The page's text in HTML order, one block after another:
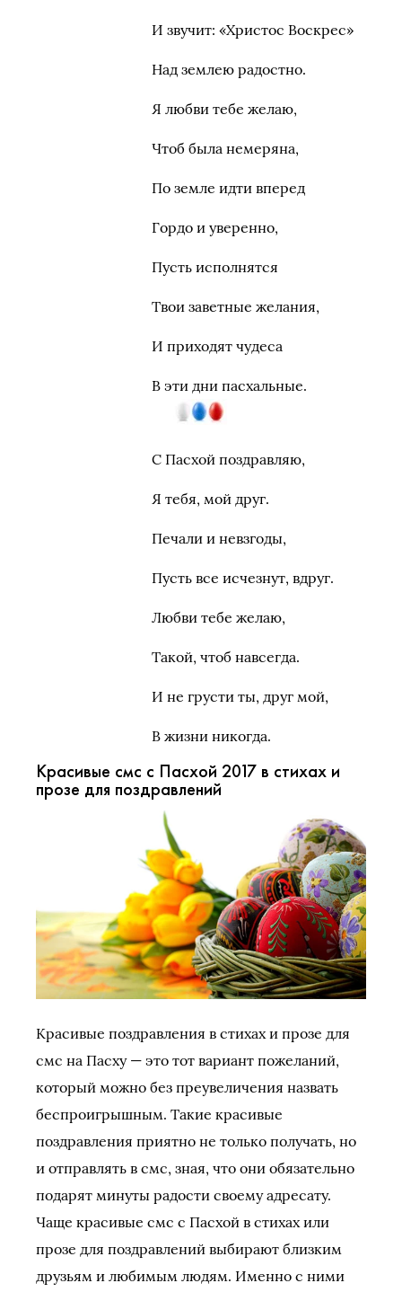
И звучит: «Христос Воскрес»
Над землею радостно.
Я любви тебе желаю,
Чтоб была немеряна,
По земле идти вперед
Гордо и уверенно,
Пусть исполнятся
Твои заветные желания,
И приходят чудеса
В эти дни пасхальные.
С Пасхой поздравляю,
Я тебя, мой друг.
Печали и невзгоды,
Пусть все исчезнут, вдруг.
Любви тебе желаю,
Такой, чтоб навсегда.
И не грусти ты, друг мой,
В жизни никогда.
Красивые смс с Пасхой 2017 в стихах и
прозе для поздравлений
Красивые поздравления в стихах и прозе для
смс на Пасху — это тот вариант пожеланий,
который можно без преувеличения назвать
беспроигрышным. Такие красивые
поздравления приятно не только получать, но
и отправлять в смс, зная, что они обязательно
подарят минуты радости своему адресату.
Чаще красивые смс с Пасхой в стихах или
прозе для поздравлений выбирают близким
друзьям и любимым людям. Именно с ними